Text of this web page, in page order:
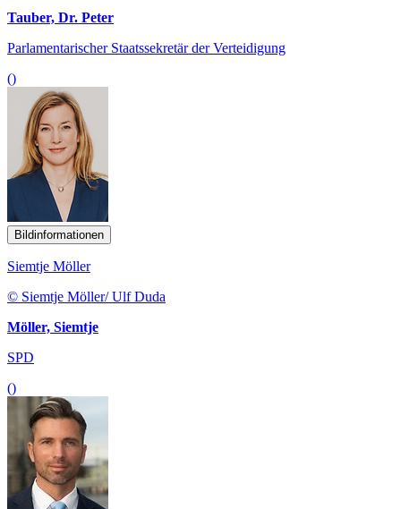
Tauber, Dr. Peter
Parlamentarischer Staatssekretär der Verteidigung
()
Bildinformationen
Siemtje Möller
© Siemtje Möller/ Ulf Duda
Möller, Siemtje
SPD
()